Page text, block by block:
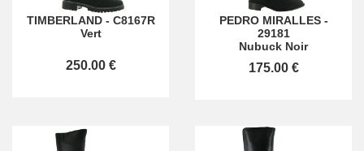
TIMBERLAND- C8167R
Vert
250.00 €
PEDRO MIRALLES-
29181
Nubuck Noir
175.00 €